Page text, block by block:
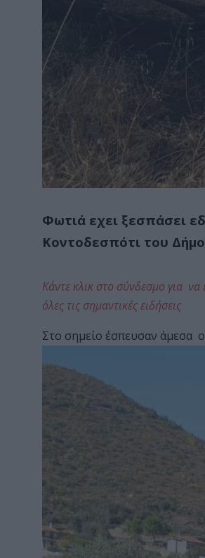
Φωτιά εχει ξεσπάσει
Κοντοδεσπότι του
Κάντε κλικ στο σύνδεσμο για
όλες τις σημαντικές ειδήσεις
Στο σημείο έσπευσαν άμεσα